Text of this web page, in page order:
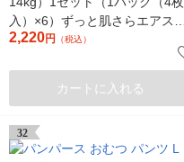
入）×6）ずっと肌さらエアスル
ー 少量パック 男女共用 花王
2,220円 （税込）
カートに入れる
32